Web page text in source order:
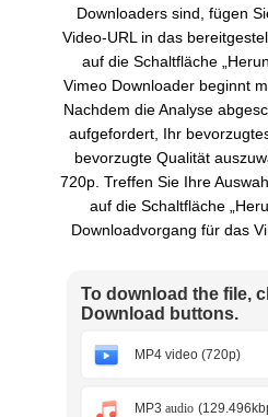
Downloaders sind, fügen
Video-URL in das
auf die Schaltfläche
Vimeo Downloader beginnt
Nachdem die Analyse
aufgefordert, Ihr
bevorzugte Qualität
720p. Treffen Sie Ihre
auf die Schaltfläche
Downloadvorgang für das